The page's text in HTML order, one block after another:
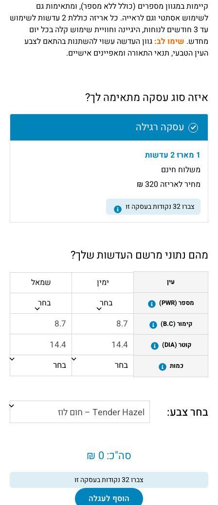
קיימות במגוון מספרים (כולל ללא מספר), ומתאימות גם
לשימוש אסתטי וגם לראייה. כל אריזה כוללת 2 עדשות לשימוש
עד 3 חודשים לנוחות, היגיינה וחוויית שימוש קלה בכל יום
מחדש. שימו לב: גוון העדשה עשוי להשתנות בהתאם לצבע
העין הטבעי, תנאי התאורה ומאפיינים אישיים.
איזה סוג עסקה מתאימה לך?
עסקה רגילה
1 מארז 2 עדשות
משלוח חינם
מחיר לאריזה 320 ₪
צברו32נקודות בעסקה זו
מהם נתוני מרשם העדשות שלך?
עין
מספר (PWR)
קימור (B.C)
קוטר (DIA)
כמות
ימין
בחר
שמאל
בחר
בחר צבע:
סה"כ:0 ₪
צברו32נקודות בעסקה זו
הוסף לעגלה